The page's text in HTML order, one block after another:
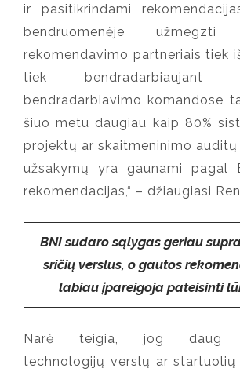
ir pasitikrindami
bendruomenėje
rekomendavimo partneriais tiek
tiek bendradarbiaujant
bendradarbiavimo komandose
šiuo metu daugiau kaip 80%
projektų ar skaitmeninimo
užsakymų yra gaunami pagal
rekomendacijas, “ – džiaugiasi
BNI sudaro sąlygas geriau
sričių verslus, o gautos
labiau įpareigoja pateisinti
Narė teigia, jog daug
technologijų verslų ar startuolių